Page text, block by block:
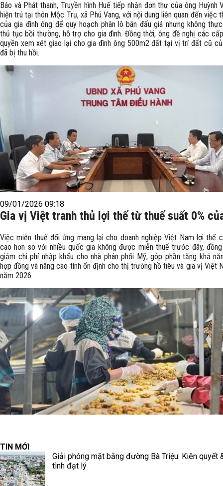
Báo và Phát thanh, Truyền hình Huế tiếp nhận đơn thư của ông Huỳnh
hiện trú tại thôn Mộc Trụ, xã Phú Vang, với nội dung liên quan đến việc
của gia đình ông để quy hoạch phân lô bán đấu giá nhưng không
thủ tục bồi thường, hỗ trợ cho gia đình. Đồng thời, ông đề nghị các
quyền xem xét giao lại cho gia đình ông 500m2 đất tại vị trí đất cũ
đã bị thu hồi.
09/01/2026 09:18
Gia vị Việt tranh thủ lợi thế từ thuế suất 0%
Việc miễn thuế đối ứng mang lại cho doanh nghiệp Việt Nam lợi thế
cao hơn so với nhiều quốc gia không được miễn thuế trước đây,
giảm chi phí nhập khẩu cho nhà phân phối Mỹ, góp phần tăng khả
hợp đồng và nâng cao tính ổn định cho thị trường hồ tiêu và gia vị Việt
năm 2026.
TIN MỚI
Giải phóng mặt bằng đường Bà Triệu: Kiên quyết
tình đạt lý